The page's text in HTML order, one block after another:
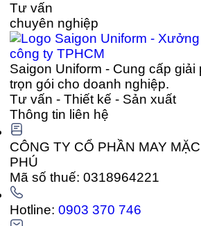
Tư vấn
chuyên nghiệp
Saigon Uniform - Cung cấp giải
trọn gói cho doanh nghiệp.
Tư vấn - Thiết kế - Sản xuất
Thông tin liên hệ
CÔNG TY CỔ PHẦN MAY
PHÚ
Mã số thuế: 0318964221
Hotline:0903 370 746